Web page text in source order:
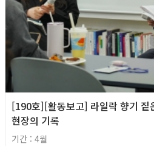
[190호][활동보고] 라일락 향기 짙
현장의 기록
기간 : 4월